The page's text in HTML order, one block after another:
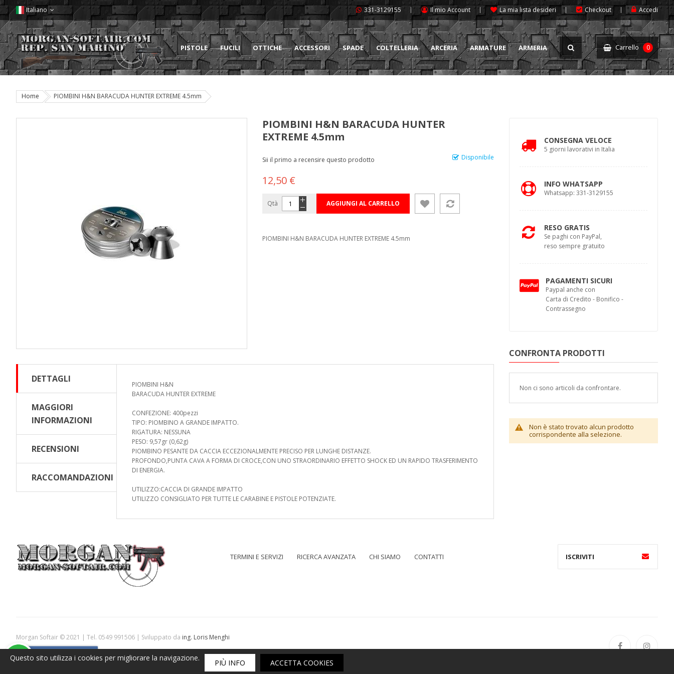
Questo sito utilizza i cookies per migliorare la navigazione.
PIÙ INFO ACCETTA COOKIES
Italiano 331-3129155 Il mio Account La mia lista desideri Checkout Accedi
PISTOLE FUCILI OTTICHE ACCESSORI SPADE COLTELLERIA ARCERIA ARMATURE ARMERIA Carrello 0
Home PIOMBINI H&N BARACUDA HUNTER EXTREME 4.5mm
PIOMBINI H&N BARACUDA HUNTER
EXTREME 4.5mm
Disponibile
Sii il primo a recensire questo prodotto
12,50 €
Qtà AGGIUNGI AL CARRELLO
PIOMBINI H&N BARACUDA HUNTER EXTREME 4.5mm
DETTAGLI
MAGGIORI
INFORMAZIONI
RECENSIONI
RACCOMANDAZIONI
PIOMBINI H&N
BARACUDA HUNTER EXTREME
CONFEZIONE: 400pezzi
TIPO: PIOMBINO A GRANDE IMPATTO.
RIGATURA: NESSUNA
PESO: 9,57gr (0,62g)
PIOMBINO PESANTE DA CACCIA ECCEZIONALMENTE PRECISO PER LUNGHE DISTANZE.
PROFONDO,PUNTA CAVA A FORMA DI CROCE,CON UNO STRAORDINARIO EFFETTO SHOCK ED UN RAPIDO TRASFERIMENTO
DI ENERGIA.
UTILIZZO:CACCIA DI GRANDE IMPATTO
UTILIZZO CONSIGLIATO PER TUTTE LE CARABINE E PISTOLE POTENZIATE.
CONSEGNA VELOCE
5 giorni lavorativi in Italia
INFO WHATSAPP
Whatsapp: 331-3129155
RESO GRATIS
Se paghi con PayPal,
reso sempre gratuito
PAGAMENTI SICURI
Paypal anche con
Carta di Credito - Bonifico -
Contrassegno
CONFRONTA PRODOTTI
Non ci sono articoli da confrontare.
Non è stato trovato alcun prodotto
corrispondente alla selezione.
TERMINI E SERVIZI RICERCA AVANZATA CHI SIAMO CONTATTI
Morgan Softair © 2021 | Tel. 0549 991506 | Sviluppato da ing. Loris Menghi
Armeria leggeracodice operatore economico n° 19283 codice operatore sito web n° 200 del registro ecommerce | indirizzo 1° sede: Piazzetta Garibaldi,13 | indirizzo 2° sede: Via Basilicus, 29 | cap:47890 San Marino